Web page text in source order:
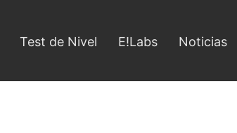
Test de Nivel E!Labs Noticias